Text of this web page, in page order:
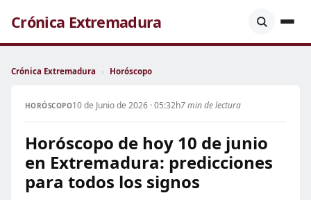
Crónica Extremadura
Crónica Extremadura › Horóscopo
HORÓSCOPO10 de Junio de 2026 · 05:32h7 min de lectura
Horóscopo de hoy 10 de junio
en Extremadura: predicciones
para todos los signos